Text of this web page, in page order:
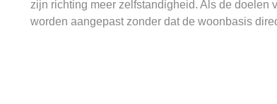
zijn richting meer zelfstandigheid. Als de doelen
worden aangepast zonder dat de woonbasis